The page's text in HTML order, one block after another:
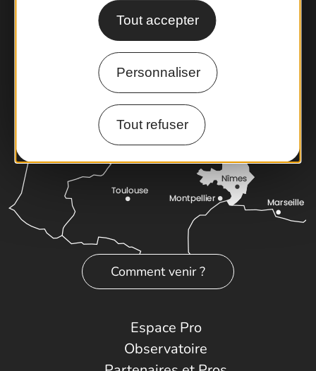
Tout accepter
Personnaliser
Tout refuser
Cartoguides et Topoguides
Latitude Gard
Comment venir ?
Espace Pro
Observatoire